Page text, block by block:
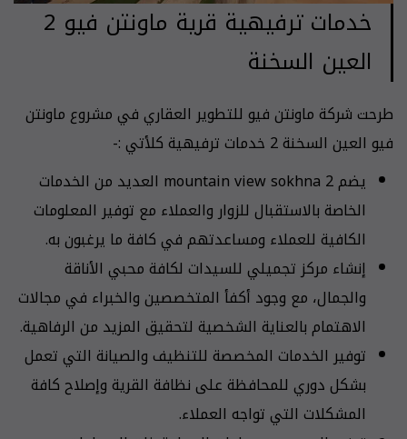
خدمات ترفيهية قرية ماونتن فيو 2
العين السخنة
طرحت شركة ماونتن فيو للتطوير العقاري في مشروع ماونتن
فيو العين السخنة 2 خدمات ترفيهية كلأتي :-
يضم mountain view sokhna 2 العديد من الخدمات
الخاصة بالاستقبال للزوار والعملاء مع توفير المعلومات
الكافية للعملاء ومساعدتهم في كافة ما يرغبون به.
إنشاء مركز تجميلي للسيدات لكافة محبي الأناقة
والجمال، مع وجود أكفأ المتخصصين والخبراء في مجالات
الاهتمام بالعناية الشخصية لتحقيق المزيد من الرفاهية.
توفير الخدمات المخصصة للتنظيف والصيانة التي تعمل
بشكل دوري للمحافظة على نظافة القرية وإصلاح كافة
المشكلات التي تواجه العملاء.